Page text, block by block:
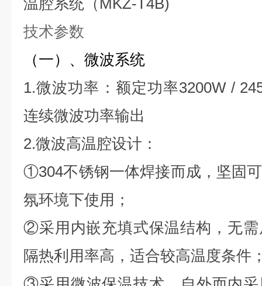
温腔系统（MKZ-T4B)
技术参数
（一）、微波系统
1.微波功率：额定功率3200W /
连续微波功率输出
2.微波高温腔设计：
①304不锈钢一体焊接而成，坚固
氛环境下使用；
②采用内嵌充填式保温结构，无
隔热利用率高，适合较高温度条件